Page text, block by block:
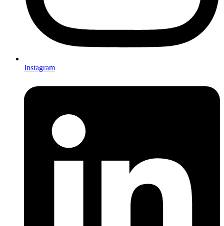
Instagram